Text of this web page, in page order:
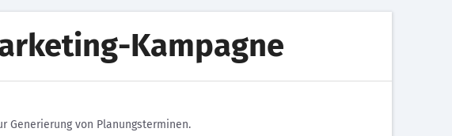
Kampagne
Generierung von Planungsterminen.